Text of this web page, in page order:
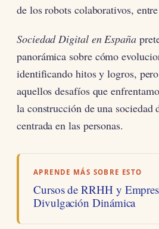
de los robots colaborativos,
Sociedad Digital en España
panorámica sobre cómo
identificando hitos y logros,
aquellos desafíos que
la construcción de una
centrada en las personas.
APRENDE MÁS SOBRE ESTO
Cursos de RRHH y
Divulgación Dinámica